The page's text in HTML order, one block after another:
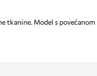
tkanine. Model s povećanom